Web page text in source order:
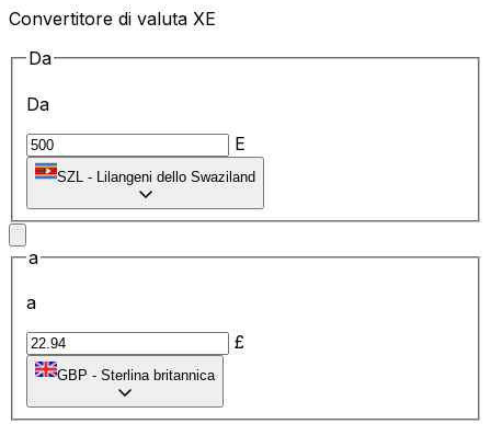
Convertitore di valuta XE
Da
Da
E
SZL - Lilangeni dello Swaziland
a
a
£
GBP - Sterlina britannica